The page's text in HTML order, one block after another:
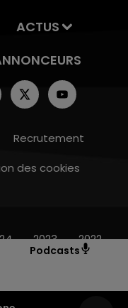
Podcasts
ACTUS
Recrutement
des cookies
2023 2022